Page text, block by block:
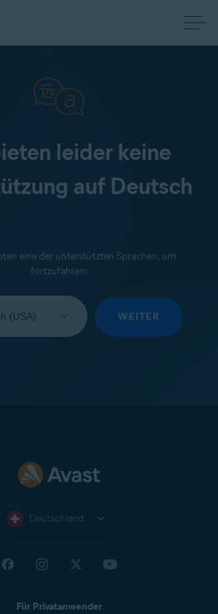
leider keine
auf Deutsch
eine der unterstützten Sprachen, um
fortzufahren:
Sie
Sprache
WEITER
Deutschland
Für Privatanwender